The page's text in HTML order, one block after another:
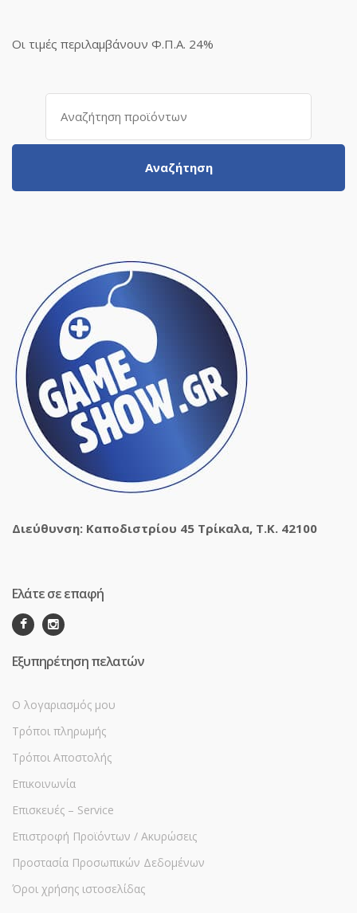
Οι τιμές περιλαμβάνουν Φ.Π.Α. 24%
Αναζήτηση
Αναζήτηση
Διεύθυνση: Καποδιστρίου 45 Τρίκαλα, Τ.Κ. 42100
Ελάτε σε επαφή
Εξυπηρέτηση πελατών
Ο λογαριασμός μου
Τρόποι πληρωμής
Τρόποι Αποστολής
Επικοινωνία
Επισκευές – Service
Επιστροφή Προϊόντων / Ακυρώσεις
Προστασία Προσωπικών Δεδομένων
Όροι χρήσης ιστοσελίδας